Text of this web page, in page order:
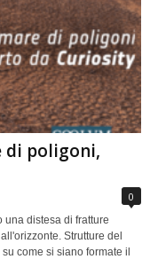
di poligoni,
0
una distesa di fratture
Strutture del
come si siano formate il